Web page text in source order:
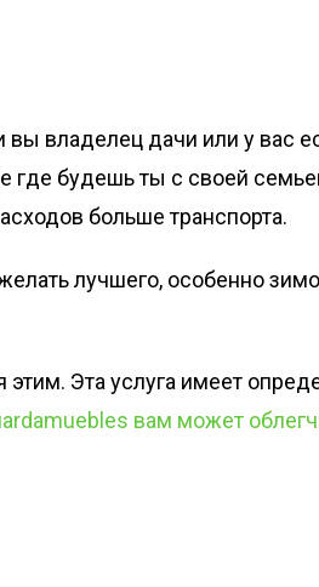
владелец дачи или у вас
где будешь ты с своей
больше транспорта.
лучшего, особенно
Эта услуга имеет
вам может